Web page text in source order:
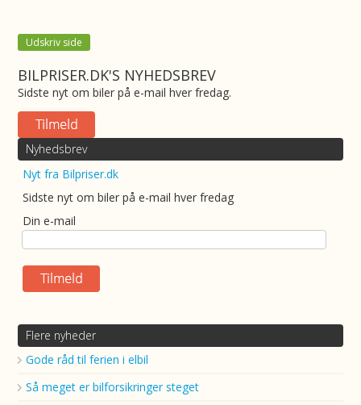
Udskriv side
BILPRISER.DK'S NYHEDSBREV
Sidste nyt om biler på e-mail hver fredag.
Nyhedsbrev
Nyt fra Bilpriser.dk
Sidste nyt om biler på e-mail hver fredag
Din e-mail
Flere nyheder
Gode råd til ferien i elbil
Så meget er bilforsikringer steget